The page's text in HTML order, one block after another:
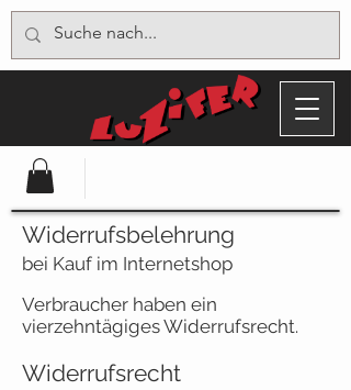
Widerrufsbelehrung
bei Kauf im Internetshop
Verbraucher haben ein
vierzehntägiges Widerrufsrecht.
Widerrufsrecht